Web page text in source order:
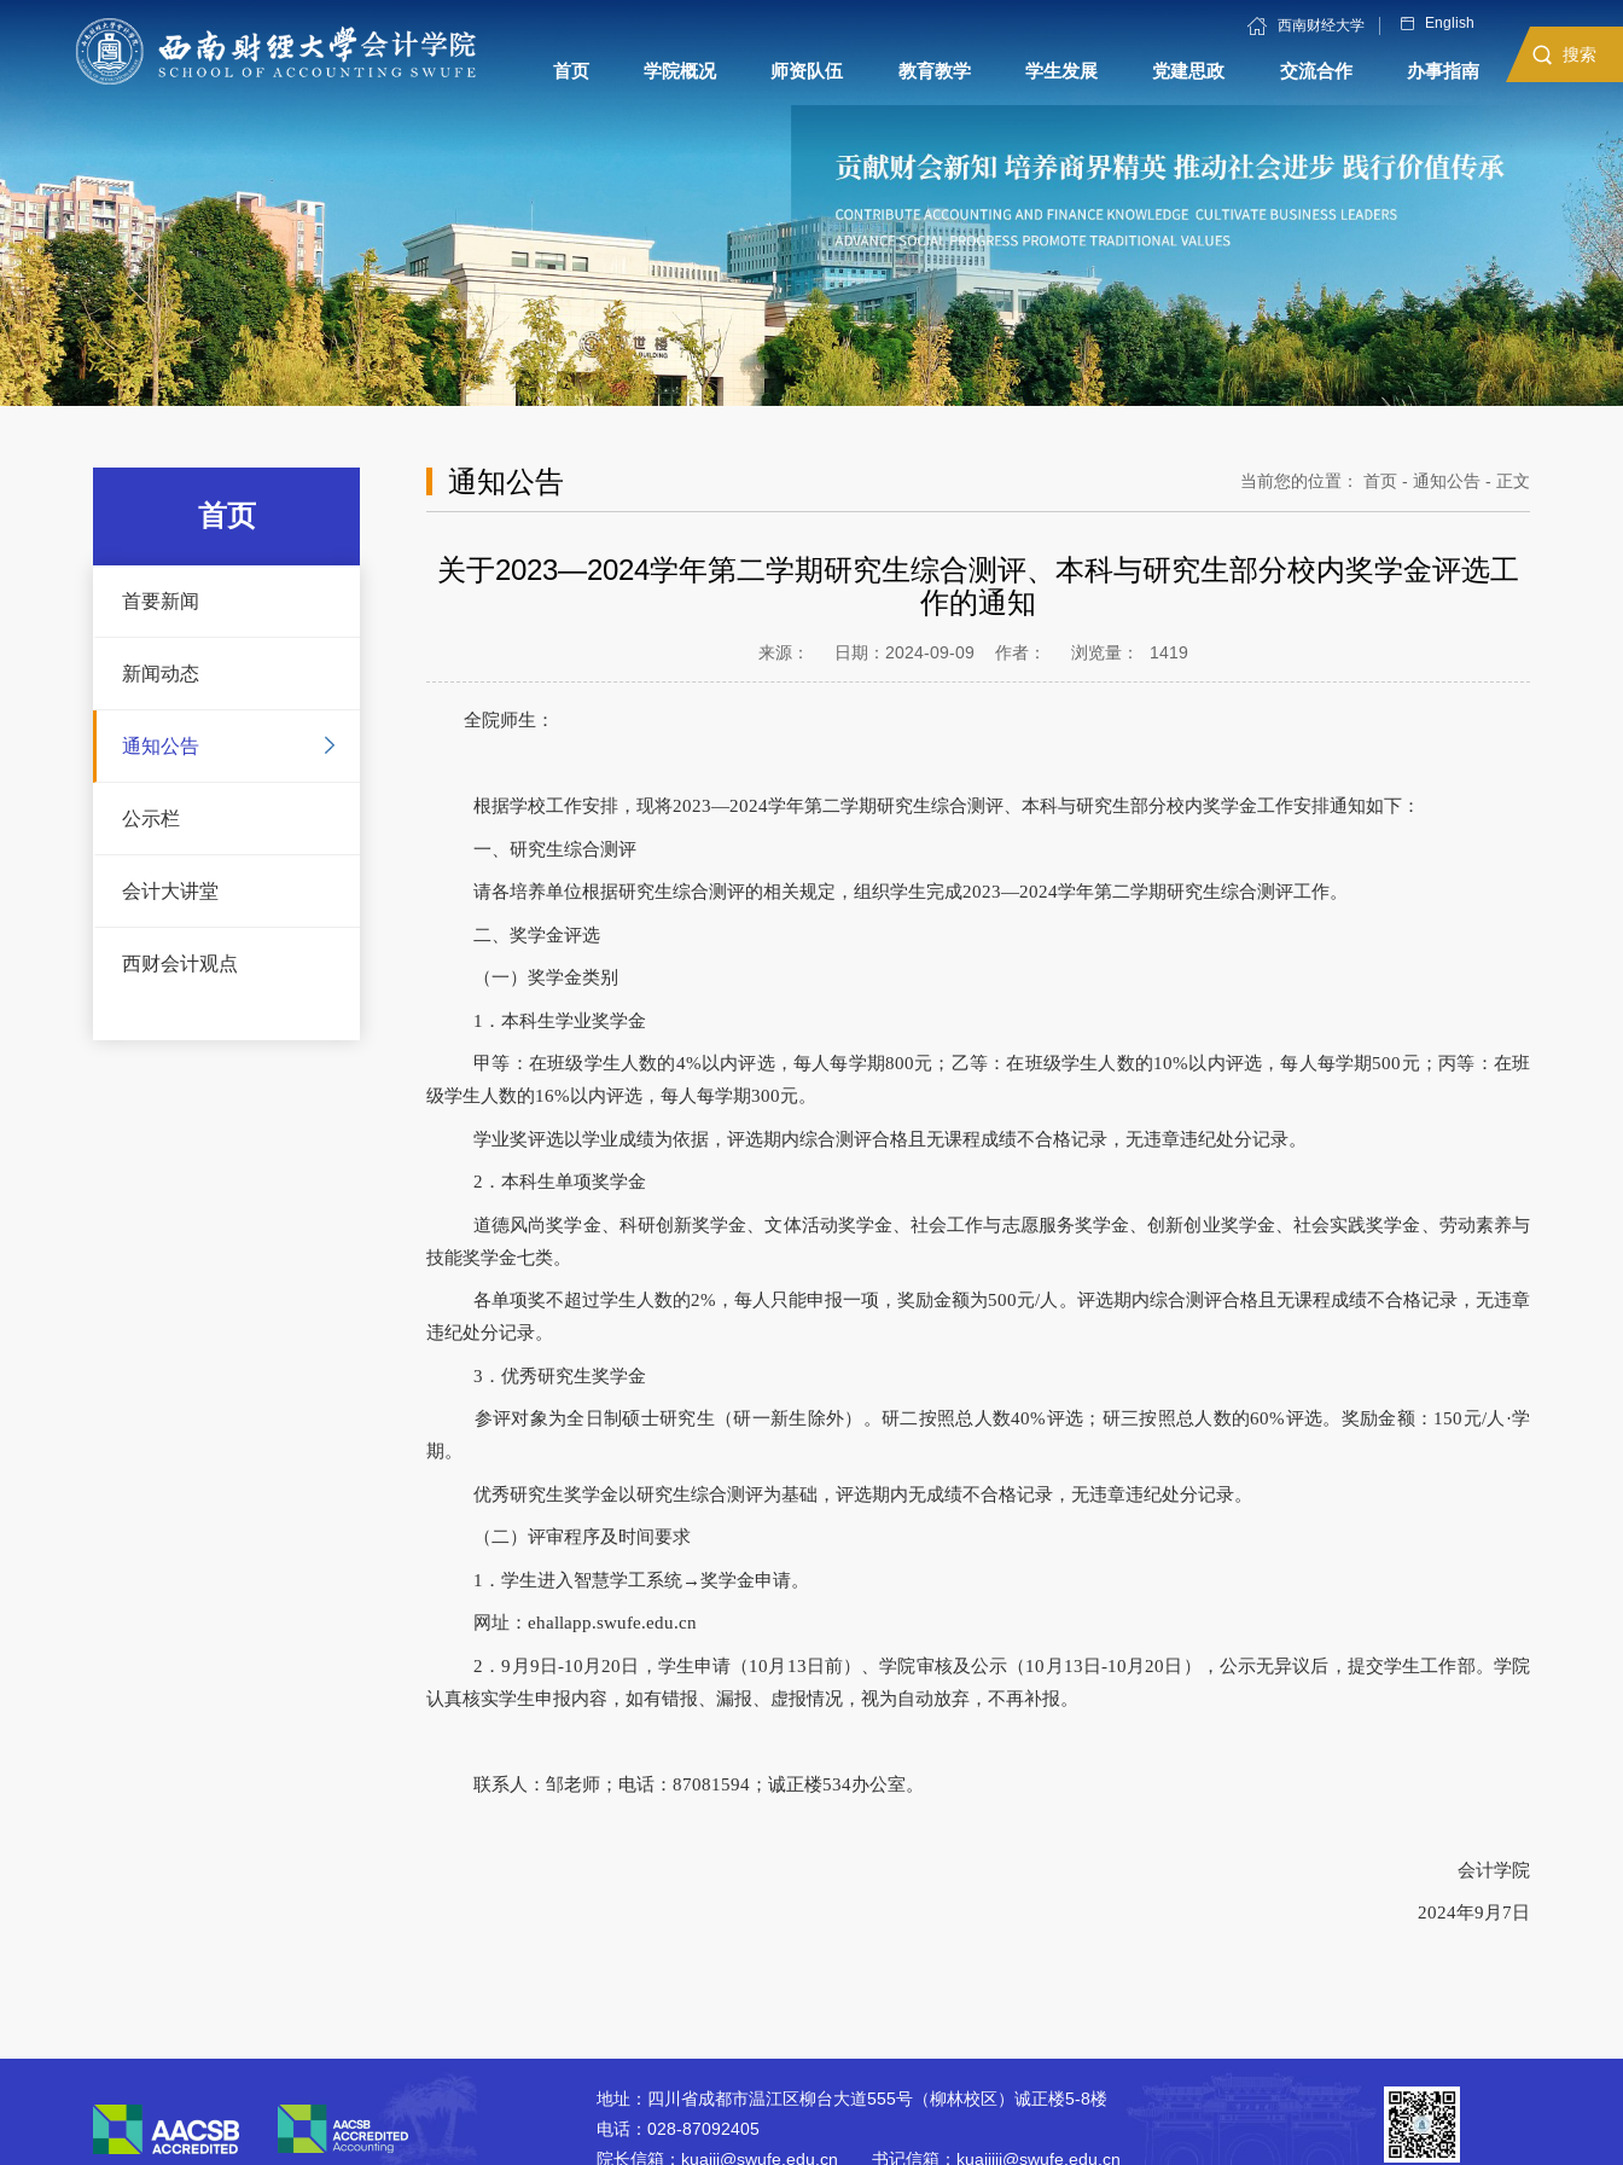
西南财经大学 English
首页 学院概况 师资队伍 教育教学 学生发展 党建思政 交流合作 办事指南
搜索
首页
首要新闻
新闻动态
通知公告
公示栏
会计大讲堂
西财会计观点
通知公告 当前您的位置： 首页 - 通知公告 - 正文
关于2023—2024学年第二学期研究生综合测评、本科与研究生部分校内奖学金评选工
作的通知
来源： 日期：2024-09-09 作者： 浏览量： 1419
全院师生：
根据学校工作安排，现将2023—2024学年第二学期研究生综合测评、本科与研究生部分校内奖学金工作安排通知如下：
一、研究生综合测评
请各培养单位根据研究生综合测评的相关规定，组织学生完成2023—2024学年第二学期研究生综合测评工作。
二、奖学金评选
（一）奖学金类别
1．本科生学业奖学金
甲等：在班级学生人数的4%以内评选，每人每学期800元；乙等：在班级学生人数的10%以内评选，每人每学期500元；丙等：在班
级学生人数的16%以内评选，每人每学期300元。
学业奖评选以学业成绩为依据，评选期内综合测评合格且无课程成绩不合格记录，无违章违纪处分记录。
2．本科生单项奖学金
道德风尚奖学金、科研创新奖学金、文体活动奖学金、社会工作与志愿服务奖学金、创新创业奖学金、社会实践奖学金、劳动素养与
技能奖学金七类。
各单项奖不超过学生人数的2%，每人只能申报一项，奖励金额为500元/人。评选期内综合测评合格且无课程成绩不合格记录，无违章
违纪处分记录。
3．优秀研究生奖学金
参评对象为全日制硕士研究生（研一新生除外）。研二按照总人数40%评选；研三按照总人数的60%评选。奖励金额：150元/人·学
期。
优秀研究生奖学金以研究生综合测评为基础，评选期内无成绩不合格记录，无违章违纪处分记录。
（二）评审程序及时间要求
1．学生进入智慧学工系统→奖学金申请。
网址：ehallapp.swufe.edu.cn
2．9月9日-10月20日，学生申请（10月13日前）、学院审核及公示（10月13日-10月20日），公示无异议后，提交学生工作部。学院
认真核实学生申报内容，如有错报、漏报、虚报情况，视为自动放弃，不再补报。
联系人：邹老师；电话：87081594；诚正楼534办公室。
会计学院
2024年9月7日
地址：四川省成都市温江区柳台大道555号（柳林校区）诚正楼5-8楼
电话：028-87092405
院长信箱：kuaiji@swufe.edu.cn 书记信箱：kuaijijj@swufe.edu.cn